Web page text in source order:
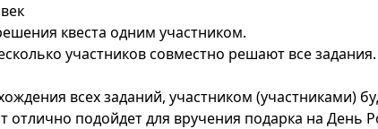
квеста одним участником.
участников совместно решают все задания.
всех заданий, участником (участниками)
отлично подойдет для вручения подарка на